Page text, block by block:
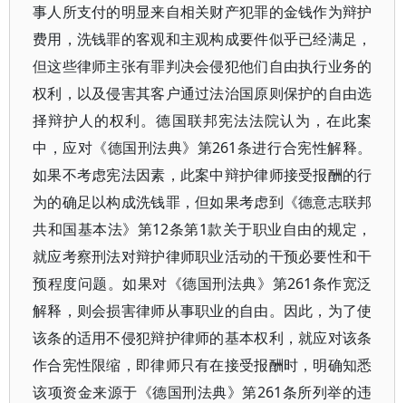
事人所支付的明显来自相关财产犯罪的金钱作为辩护
费用，洗钱罪的客观和主观构成要件似乎已经满足，
但这些律师主张有罪判决会侵犯他们自由执行业务的
权利，以及侵害其客户通过法治国原则保护的自由选
择辩护人的权利。德国联邦宪法法院认为，在此案
中，应对《德国刑法典》第261条进行合宪性解释。
如果不考虑宪法因素，此案中辩护律师接受报酬的行
为的确足以构成洗钱罪，但如果考虑到《德意志联邦
共和国基本法》第12条第1款关于职业自由的规定，
就应考察刑法对辩护律师职业活动的干预必要性和干
预程度问题。如果对《德国刑法典》第261条作宽泛
解释，则会损害律师从事职业的自由。因此，为了使
该条的适用不侵犯辩护律师的基本权利，就应对该条
作合宪性限缩，即律师只有在接受报酬时，明确知悉
该项资金来源于《德国刑法典》第261条所列举的违